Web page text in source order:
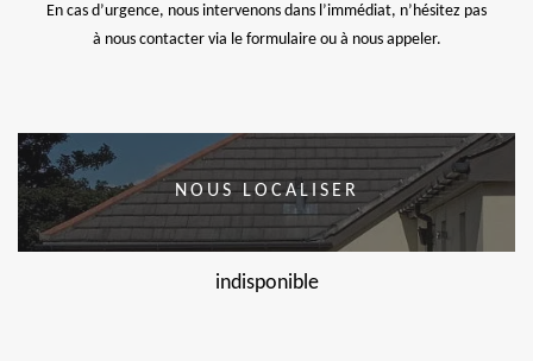
En cas d’urgence, nous intervenons dans l’immédiat, n’hésitez pas
à nous contacter via le formulaire ou à nous appeler.
NOUS LOCALISER
indisponible